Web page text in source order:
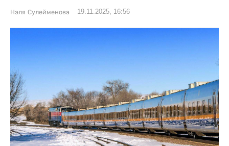
Нэля Сулейменова 19.11.2025, 16:56